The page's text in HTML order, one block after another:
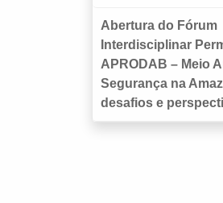
Abertura do Fórum
Interdisciplinar
APRODAB – Meio
Segurança na
desafios e